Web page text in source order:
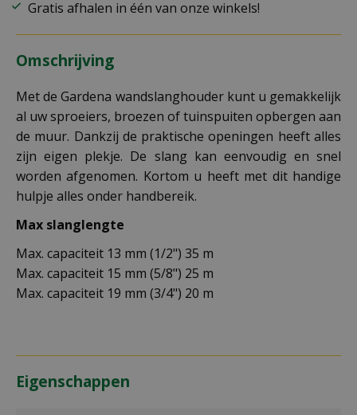
Gratis afhalen in één van onze winkels!
Omschrijving
Met de Gardena wandslanghouder kunt u gemakkelijk
al uw sproeiers, broezen of tuinspuiten opbergen aan
de muur. Dankzij de praktische openingen heeft alles
zijn eigen plekje. De slang kan eenvoudig en snel
worden afgenomen. Kortom u heeft met dit handige
hulpje alles onder handbereik.
Max slanglengte
Max. capaciteit 13 mm (1/2") 35 m
Max. capaciteit 15 mm (5/8") 25 m
Max. capaciteit 19 mm (3/4") 20 m
Eigenschappen